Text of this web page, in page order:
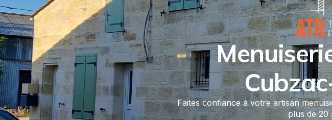
Faites confiance à votre artisan
plus de 20